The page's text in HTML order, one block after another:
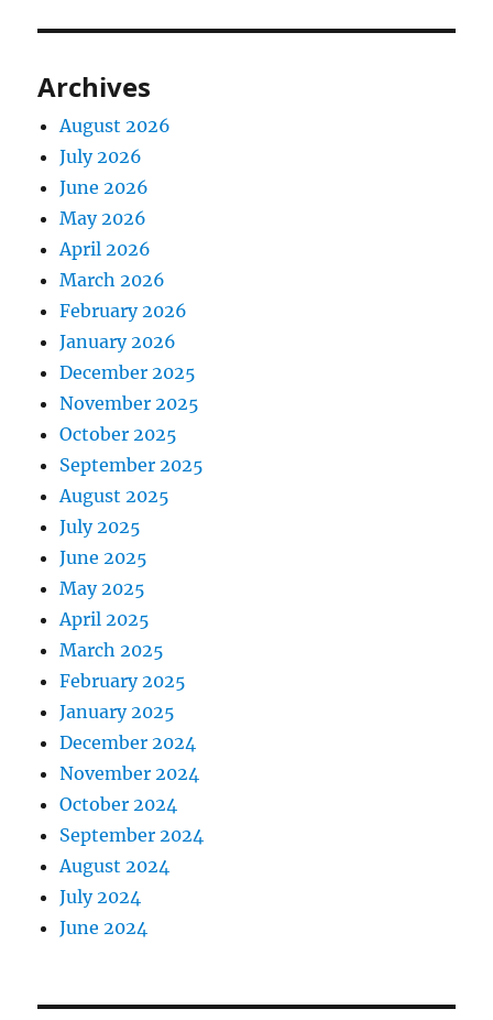
Archives
August 2026
July 2026
June 2026
May 2026
April 2026
March 2026
February 2026
January 2026
December 2025
November 2025
October 2025
September 2025
August 2025
July 2025
June 2025
May 2025
April 2025
March 2025
February 2025
January 2025
December 2024
November 2024
October 2024
September 2024
August 2024
July 2024
June 2024